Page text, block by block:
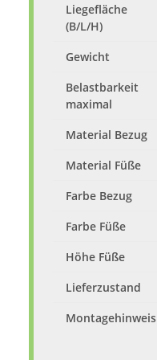
Liegefläche
(B/L/H)
Gewicht
Belastbarkeit
maximal
Material Bezug
Material Füße
Farbe Bezug
Farbe Füße
Höhe Füße
Lieferzustand
Montagehinweis